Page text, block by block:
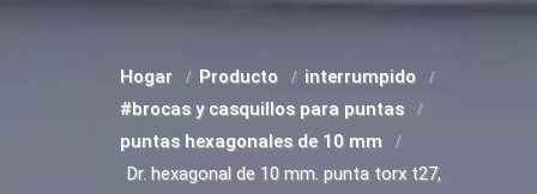
Hogar Producto
interrumpido
#brocas y casquillos para puntas
puntas hexagonales de 10 mm
Dr. hexagonal de 10 mm. punta torx t27,